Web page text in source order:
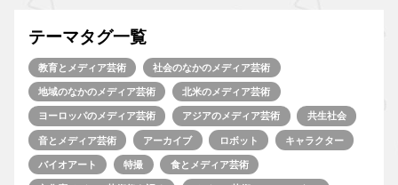
テーマタグ一覧
教育とメディア芸術 社会のなかのメディア芸術
地域のなかのメディア芸術 北米のメディア芸術
ヨーロッパのメディア芸術 アジアのメディア芸術 共生社会
音とメディア芸術 アーカイブ ロボット キャラクター
バイオアート 特撮 食とメディア芸術